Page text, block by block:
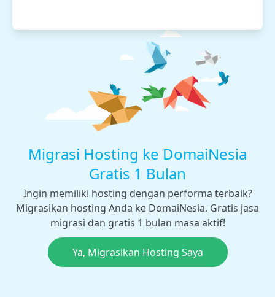
Migrasi Hosting ke DomaiNesia
Gratis 1 Bulan
Ingin memiliki hosting dengan performa terbaik?
Migrasikan hosting Anda ke DomaiNesia. Gratis jasa
migrasi dan gratis 1 bulan masa aktif!
Ya, Migrasikan Hosting Saya